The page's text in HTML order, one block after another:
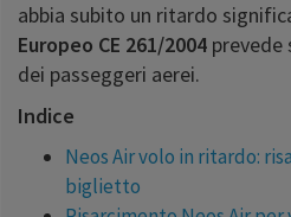
abbia subito un ritardo
Europeo CE 261/2004
dei passeggeri aerei.
Indice
Neos Air volo in ritardo:
biglietto